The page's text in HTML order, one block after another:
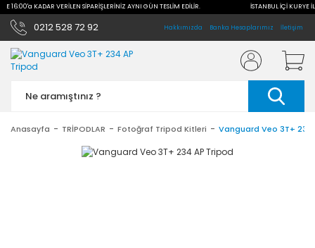
16:00'a KADAR VERİLEN SİPARİŞLERİNİZ AYNI GÜN TESLİM EDİLİR. İSTANBUL İÇİ KURYE
0212 528 72 92 Hakkımızda Banka Hesaplarımız İletişim
Anasayfa TRİPODLAR Fotoğraf Tripod Kitleri Vanguard Veo 3T+ 234